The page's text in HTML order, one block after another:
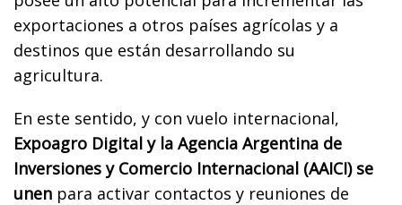
exportaciones a otros países agrícolas y a
destinos que están desarrollando su
agricultura.
En este sentido, y con vuelo internacional,
Expoagro Digital y la Agencia Argentina de
Inversiones y Comercio Internacional (AAICI) se
unen para activar contactos y reuniones de